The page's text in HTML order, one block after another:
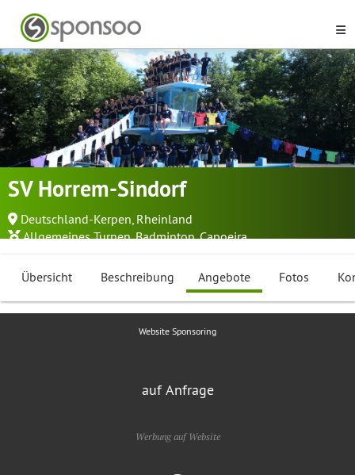
SV Horrem-Sindorf
Deutschland-Kerpen, Rheinland
Allgemeines Turnen,Badminton,Capoeira...
Übersicht Beschreibung Angebote Fotos
Website Sponsoring
auf Anfrage
Werbung auf Website